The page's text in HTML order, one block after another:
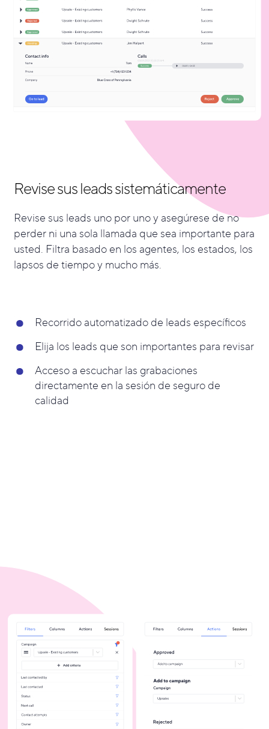
Revise sus leads sistemáticamente
Revise sus leads uno por uno y asegúrese de no
perder ni una sola llamada que sea importante para
usted. Filtra basado en los agentes, los estados, los
lapsos de tiempo y mucho más.
Recorrido automatizado de leads específicos
Elija los leads que son importantes para revisar
Acceso a escuchar las grabaciones
directamente en la sesión de seguro de
calidad